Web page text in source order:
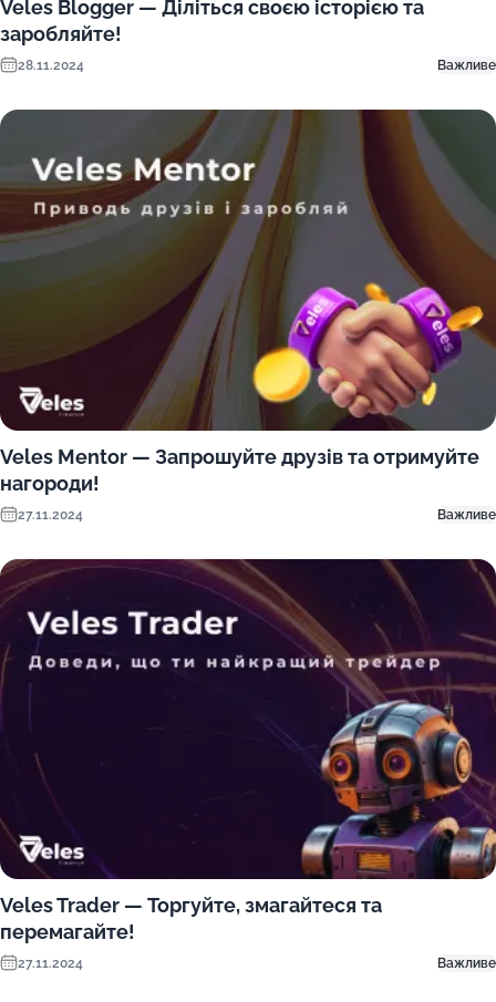
Veles Blogger — Діліться своєю історією та
заробляйте!
28.11.2024 Важливе
Veles Mentor — Запрошуйте друзів та отримуйте
нагороди!
27.11.2024 Важливе
Veles Trader — Торгуйте, змагайтеся та
перемагайте!
27.11.2024 Важливе